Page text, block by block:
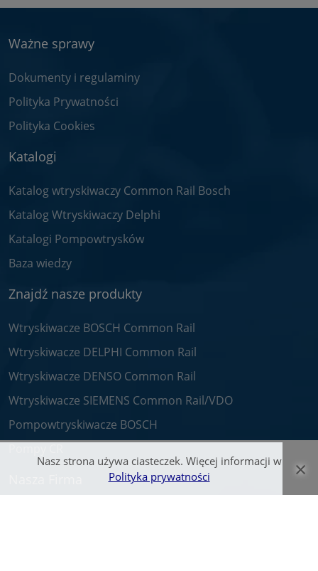
Nasz strona używa ciasteczek. Więcej informacji w
Polityka prywatności
×
Ważne sprawy
Dokumenty i regulaminy
Polityka Prywatności
Polityka Cookies
Katalogi
Katalog wtryskiwaczy Common Rail Bosch
Katalog Wtryskiwaczy Delphi
Katalogi Pompowtrysków
Baza wiedzy
Znajdź nasze produkty
Wtryskiwacze BOSCH Common Rail
Wtryskiwacze DELPHI Common Rail
Wtryskiwacze DENSO Common Rail
Wtryskiwacze SIEMENS Common Rail/VDO
Pompowtryskiwacze BOSCH